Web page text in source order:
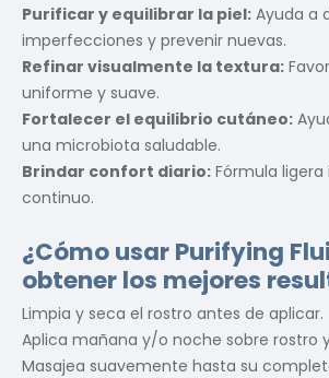
Purificar y equilibrar la piel: Ayuda a
imperfecciones y prevenir nuevas.
Refinar visualmente la textura:
uniforme y suave.
Fortalecer el equilibrio cutáneo:
una microbiota saludable.
Brindar confort diario: Fórmula
continuo.
¿Cómo usar Purifying
obtener los mejores
Limpia y seca el rostro antes de aplicar.
Aplica mañana y/o noche sobre rostro
Masajea suavemente hasta su